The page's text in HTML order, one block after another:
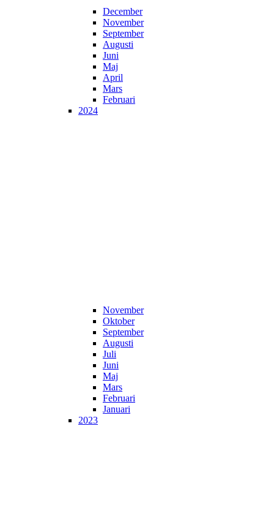
December
November
September
Augusti
Juni
Maj
April
Mars
Februari
2024
November
Oktober
September
Augusti
Juli
Juni
Maj
Mars
Februari
Januari
2023